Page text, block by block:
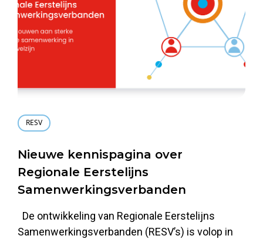
RESV
Nieuwe kennispagina over
Regionale Eerstelijns
Samenwerkingsverbanden
De ontwikkeling van Regionale Eerstelijns
Samenwerkingsverbanden (RESV’s) is volop in